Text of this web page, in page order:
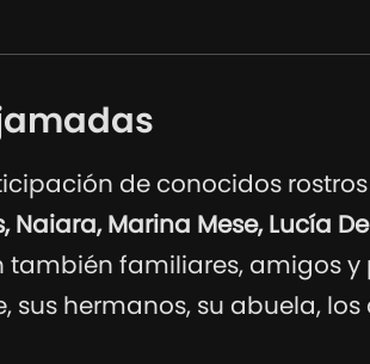
de conocidos
Naiara, Marina Mese, Lucía
también familiares, amigos
sus hermanos, su abuela,